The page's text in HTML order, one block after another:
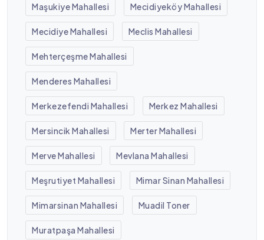
Maşukiye Mahallesi Mecidiyeköy Mahallesi
Mecidiye Mahallesi Meclis Mahallesi
Mehterçeşme Mahallesi
Menderes Mahallesi
Merkezefendi Mahallesi Merkez Mahallesi
Mersincik Mahallesi Merter Mahallesi
Merve Mahallesi Mevlana Mahallesi
Meşrutiyet Mahallesi Mimar Sinan Mahallesi
Mimarsinan Mahallesi Muadil Toner
Muratpaşa Mahallesi